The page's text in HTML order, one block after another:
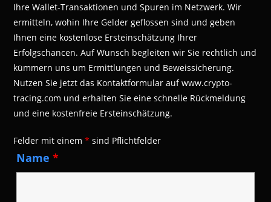
Ihre Wallet-Transaktionen und Spuren im Netzwerk. Wir
ermitteln, wohin Ihre Gelder geflossen sind und geben
Ihnen eine kostenlose Ersteinschätzung Ihrer
Erfolgschancen. Auf Wunsch begleiten wir Sie rechtlich und
kümmern uns um Ermittlungen und Beweissicherung.
Nutzen Sie jetzt das Kontaktformular auf www.crypto-
tracing.com und erhalten Sie eine schnelle Rückmeldung
und eine kostenfreie Ersteinschätzung.
Felder mit einem* sind Pflichtfelder
Name*